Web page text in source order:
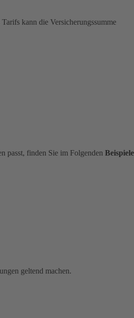
kann die Versicherungssumme
passt, finden Sie im Folgenden Beispiele
geltend machen.